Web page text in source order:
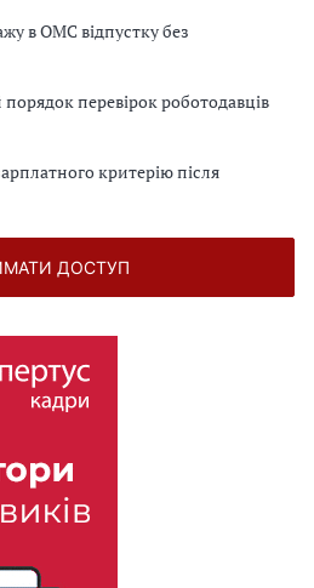
в ОМС відпустку без
перевірок роботодавців
критерію після
ДОСТУП